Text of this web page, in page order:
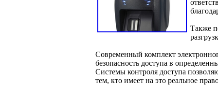
Также
Современный комплект
безопасность доступа в
Системы контроля доступа
тем, кто имеет на это реальное